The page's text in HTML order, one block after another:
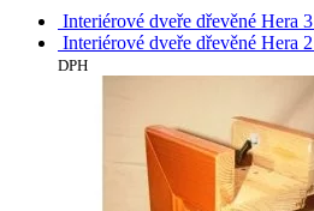
Interiérové dveře dřevěné Hera 3
Interiérové dveře dřevěné Hera 2
DPH